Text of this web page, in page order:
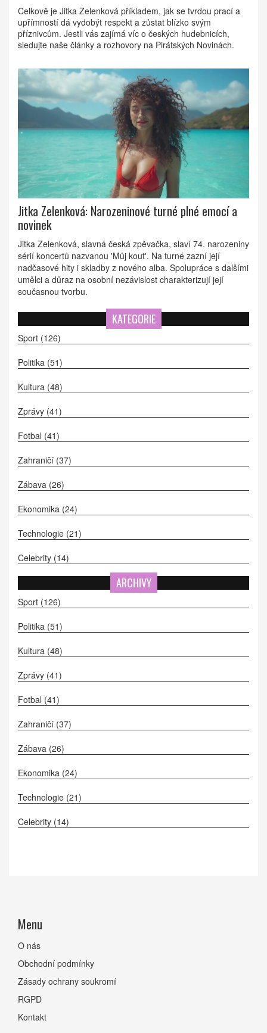
Celkově je Jitka Zelenková příkladem, jak se tvrdou prací a
upřímností dá vydobýt respekt a zůstat blízko svým
příznivcům. Jestli vás zajímá víc o českých hudebnicích,
sledujte naše články a rozhovory na Pirátských Novinách.
Jitka Zelenková: Narozeninové turné plné emocí a
novinek
Jitka Zelenková, slavná česká zpěvačka, slaví 74. narozeniny
sérií koncertů nazvanou 'Můj kout'. Na turné zazní její
nadčasové hity i skladby z nového alba. Spolupráce s dalšími
umělci a důraz na osobní nezávislost charakterizují její
současnou tvorbu.
KATEGORIE
Sport (126)
Politika (51)
Kultura (48)
Zprávy (41)
Fotbal (41)
Zahraničí (37)
Zábava (26)
Ekonomika (24)
Technologie (21)
Celebrity (14)
ARCHIVY
Sport (126)
Politika (51)
Kultura (48)
Zprávy (41)
Fotbal (41)
Zahraničí (37)
Zábava (26)
Ekonomika (24)
Technologie (21)
Celebrity (14)
Menu
O nás
Obchodní podmínky
Zásady ochrany soukromí
RGPD
Kontakt